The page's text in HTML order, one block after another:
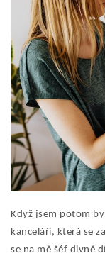
Když jsem potom
kanceláři, která se
se na mě šéf divně